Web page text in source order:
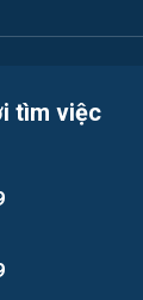
tìm việc